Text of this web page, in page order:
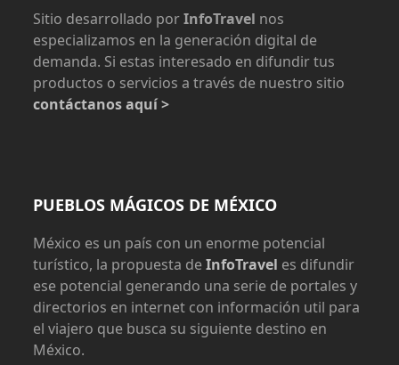
Sitio desarrollado porInfoTravel nos
especializamos en la generación digital de
demanda. Si estas interesado en difundir tus
productos o servicios a través de nuestro sitio
contáctanos aquí >
PUEBLOS MÁGICOS DE MÉXICO
México es un país con un enorme potencial
turístico, la propuesta deInfoTravel es difundir
ese potencial generando una serie de portales y
directorios en internet con información util para
el viajero que busca su siguiente destino en
México.